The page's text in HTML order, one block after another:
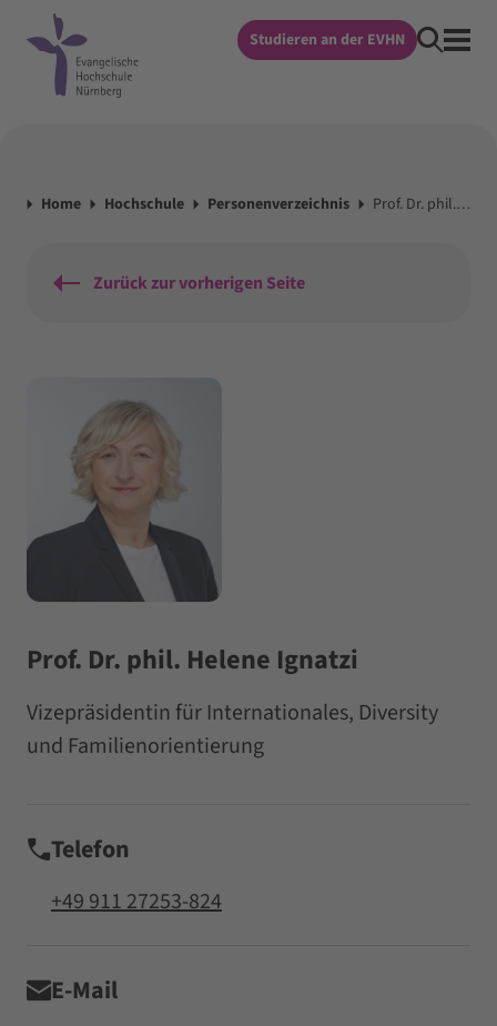
Studieren an der EVHN
Home Hochschule Personenverzeichnis Prof. Dr. phil. Helene Ignatzi
Zurück zur vorherigen Seite
Prof. Dr. phil. Helene Ignatzi
Vizepräsidentin für Internationales, Diversity
und Familienorientierung
Telefon
+49 911 27253-824
E-Mail